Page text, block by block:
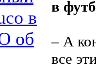
в
об
в
– А
все